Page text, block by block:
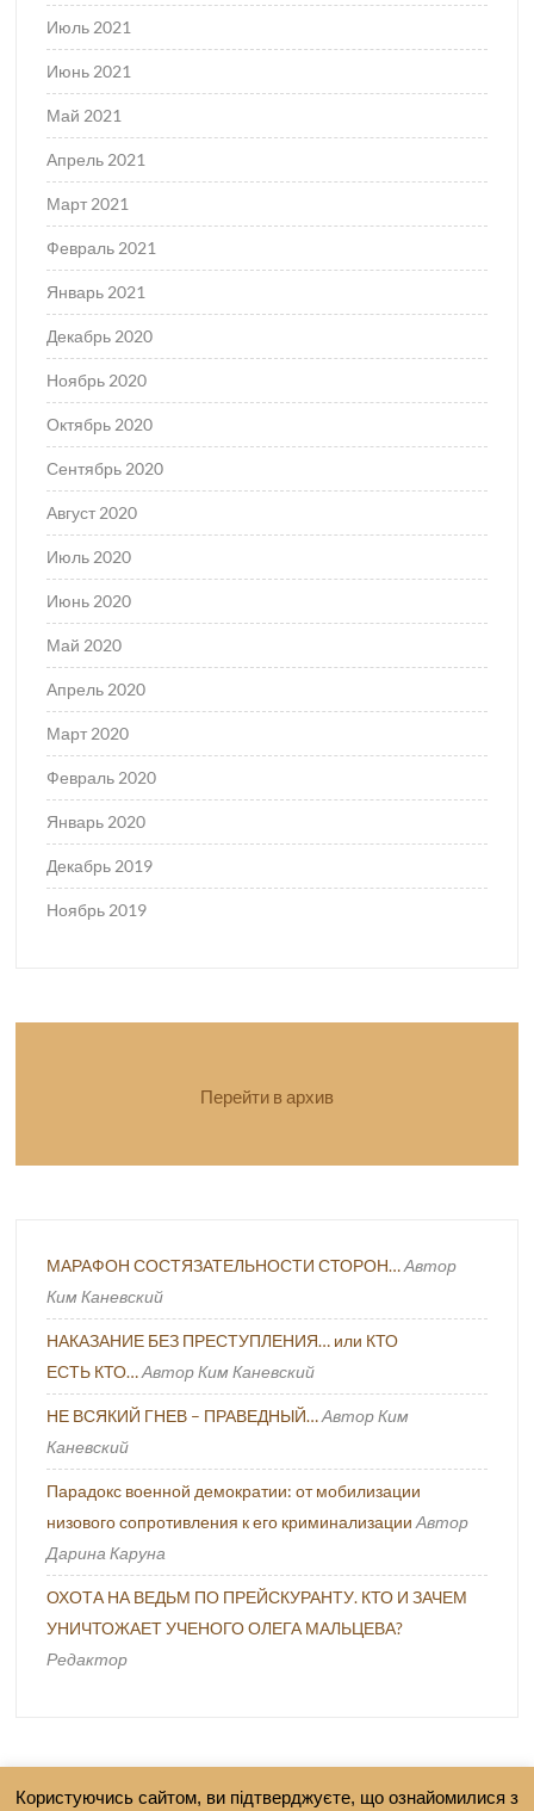
Июль 2021
Июнь 2021
Май 2021
Апрель 2021
Март 2021
Февраль 2021
Январь 2021
Декабрь 2020
Ноябрь 2020
Октябрь 2020
Сентябрь 2020
Август 2020
Июль 2020
Июнь 2020
Май 2020
Апрель 2020
Март 2020
Февраль 2020
Январь 2020
Декабрь 2019
Ноябрь 2019
Перейти в архив
МАРАФОН СОСТЯЗАТЕЛЬНОСТИ СТОРОН… Автор
Ким Каневский
НАКАЗАНИЕ БЕЗ ПРЕСТУПЛЕНИЯ… или КТО
ЕСТЬ КТО… Автор Ким Каневский
НЕ ВСЯКИЙ ГНЕВ – ПРАВЕДНЫЙ… Автор Ким
Каневский
Парадокс военной демократии: от мобилизации
низового сопротивления к его криминализации Автор
Дарина Каруна
ОХОТА НА ВЕДЬМ ПО ПРЕЙСКУРАНТУ. КТО И ЗАЧЕМ
УНИЧТОЖАЕТ УЧЕНОГО ОЛЕГА МАЛЬЦЕВА?
Редактор
Користуючись сайтом, ви підтверджуєте, що ознайомилися з